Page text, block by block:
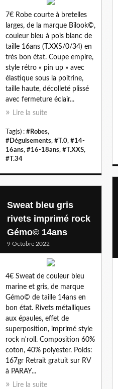
7€ Robe courte à bretelles
larges, de la marque Bilook©,
couleur bleu à pois blanc de
taille 16ans (T.XXS/0/34) en
très bon état. Coupe empire,
style rétro « pin up » avec
élastique sous la poitrine,
taille haute, décolleté plissé
avec fermeture éclair...
Lire la suite
Tag(s) : #Robes,
#Déguisements, #T.0, #14-
16ans, #16-18ans, #T.XXS,
#T.34
Sweat bleu gris
rivets imprimé rock
Gémo© 14ans
9 Octobre 2022
4€ Sweat de couleur bleu
marine et gris, de marque
Gémo© de taille 14ans en
bon état. Rivets métalliques
aux épaules, effet de
superposition, imprimé style
rock n'roll. Composition 60%
coton, 40% polyester. Poids:
167gr Retrait gratuit sur RV
à PARAY...
Lire la suite